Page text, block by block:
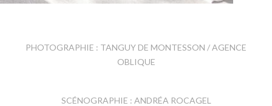
PHOTOGRAPHIE : TANGUY DE MONTESSON / AGENCE
OBLIQUE
SCÉNOGRAPHIE : ANDRÉA ROCAGEL